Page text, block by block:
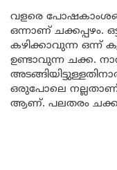
വളരെ
ഒന്നാണ് ചക്കപ്പഴം.
കഴിക്കാവുന്ന ഒന്ന്
ഉണ്ടാവുന്ന ചക്ക.
ഒരുപോലെ
ആണ്. പലതരം ചക്ക